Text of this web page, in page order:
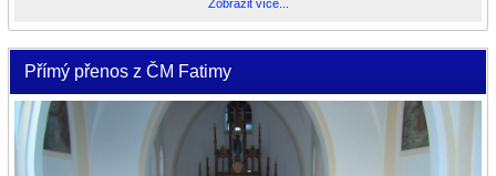
Zobrazit více...
Přímý přenos z ČM Fatimy